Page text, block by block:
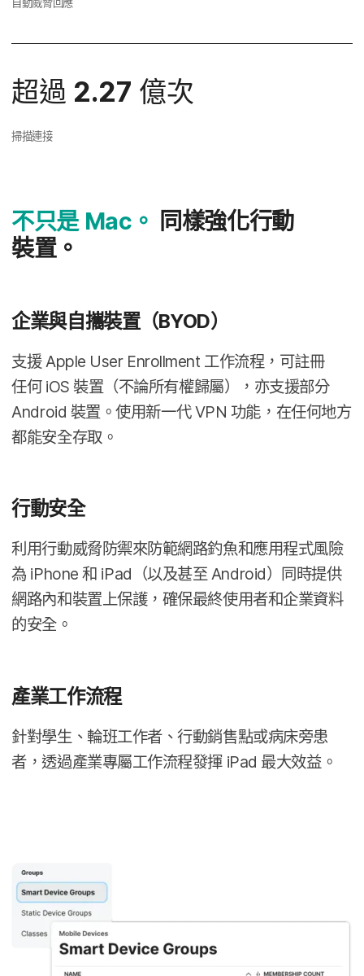
超過 2.27 億​次
掃描​連接
不​只是Mac 。 同樣​強化​行動​
裝置。
企業​與​自攜​裝置​（BYOD）
支援Apple User Enrollment 工作​流程，​可註​冊​
任何iOS裝置（​不論​所有權​歸​屬），​亦​支援​部分
Android 裝置。​使用​新一​代VPN 功能，​在​任何​地方​
都​能​安全​存取。
行動​安全
利用​行動​威脅防禦​來​防範​網路​釣魚和​應用​程式​風險​
為 iPhone和 iPad （​以及​甚至Android）​同時​提供​
網路​內​和​裝置​上​保護，​確保​最​終​使用​者​和​企業​資料​
的​安全。
產業​工作​流程
針對​學生、​輪班​工作者、​行動​銷售點​或​病床​旁​患​
者，​透過​產業​專屬​工作​流程​發揮 iPad 最​大​效益。